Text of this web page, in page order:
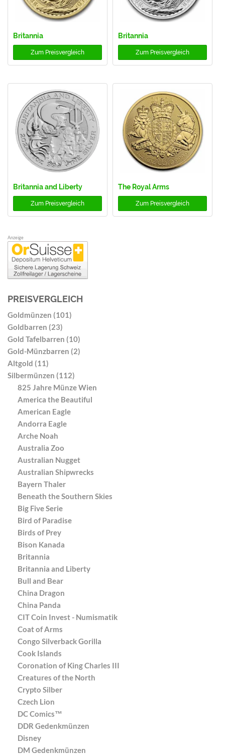
Britannia
Zum Preisvergleich
Britannia
Zum Preisvergleich
Britannia and Liberty
Zum Preisvergleich
The Royal Arms
Zum Preisvergleich
Anzeige
PREISVERGLEICH
Goldmünzen (101)
Goldbarren (23)
Gold Tafelbarren (10)
Gold-Münzbarren (2)
Altgold (11)
Silbermünzen (112)
825 Jahre Münze Wien
America the Beautiful
American Eagle
Andorra Eagle
Arche Noah
Australia Zoo
Australian Nugget
Australian Shipwrecks
Bayern Thaler
Beneath the Southern Skies
Big Five Serie
Bird of Paradise
Birds of Prey
Bison Kanada
Britannia
Britannia and Liberty
Bull and Bear
China Dragon
China Panda
CIT Coin Invest - Numismatik
Coat of Arms
Congo Silverback Gorilla
Cook Islands
Coronation of King Charles III
Creatures of the North
Crypto Silber
Czech Lion
DC Comics™
DDR Gedenkmünzen
Disney
DM Gedenkmünzen